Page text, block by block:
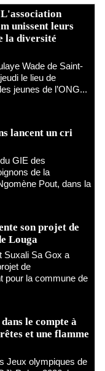
unissent leurs
la diversité
Wade de Saint-
le lieu de
jeunes de l’ONG...
lancent un cri
GIE des
de la
Pout, dans la
son projet de
Louga
Suxali Sa Gox a
de
pour la commune de
le compte à
et une flamme
Jeux olympiques de